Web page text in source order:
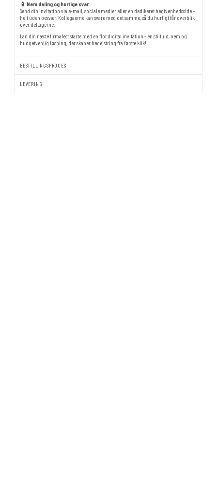
📱 Nem deling og hurtige svar
Send din invitation via e-mail, sociale medier eller en dedikeret begivenhedsside –
helt uden besvær. Kollegaerne kan svare med det samme, så du hurtigt får overblik
over deltagerne.
Lad din næste firmafest starte med en flot digital invitation – en stilfuld, nem og
budgetvenlig løsning, der skaber begejstring fra første klik!
BESTILLINGSPROCES
LEVERING